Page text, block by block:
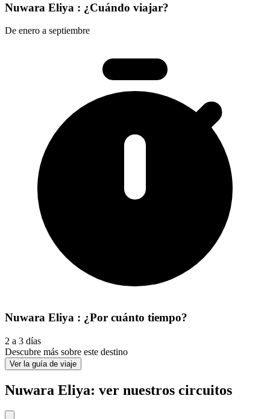
Nuwara Eliya : ¿Cuándo viajar?
De enero a septiembre
Nuwara Eliya : ¿Por cuánto tiempo?
2 a 3 días
Descubre más sobre este destino
Ver la guía de viaje
Nuwara Eliya: ver nuestros circuitos